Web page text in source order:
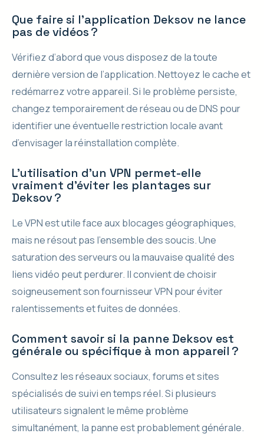
Que faire si l’application Deksov ne lance
pas de vidéos ?
Vérifiez d’abord que vous disposez de la toute
dernière version de l’application. Nettoyez le cache et
redémarrez votre appareil. Si le problème persiste,
changez temporairement de réseau ou de DNS pour
identifier une éventuelle restriction locale avant
d’envisager la réinstallation complète.
L’utilisation d’un VPN permet-elle
vraiment d’éviter les plantages sur
Deksov ?
Le VPN est utile face aux blocages géographiques,
mais ne résout pas l’ensemble des soucis. Une
saturation des serveurs ou la mauvaise qualité des
liens vidéo peut perdurer. Il convient de choisir
soigneusement son fournisseur VPN pour éviter
ralentissements et fuites de données.
Comment savoir si la panne Deksov est
générale ou spécifique à mon appareil ?
Consultez les réseaux sociaux, forums et sites
spécialisés de suivi en temps réel. Si plusieurs
utilisateurs signalent le même problème
simultanément, la panne est probablement générale.